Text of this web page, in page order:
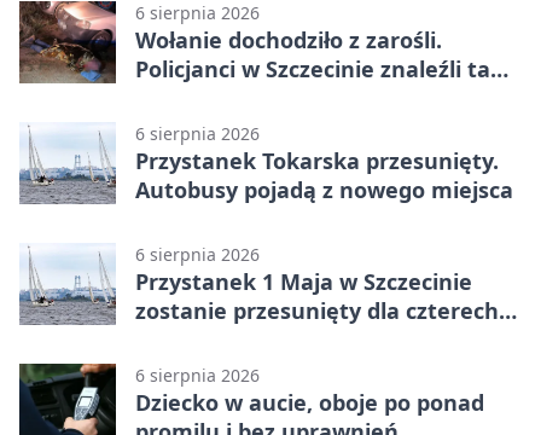
6 sierpnia 2026
Wołanie dochodziło z zarośli.
Policjanci w Szczecinie znaleźli tam
6 sierpnia 2026
Przystanek Tokarska przesunięty.
Autobusy pojadą z nowego miejsca
6 sierpnia 2026
Przystanek 1 Maja w Szczecinie
zostanie przesunięty dla czterech
6 sierpnia 2026
Dziecko w aucie, oboje po ponad